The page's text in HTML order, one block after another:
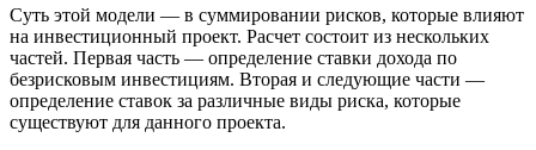
Суть этой модели — в суммировании рисков, которые влияют
на инвестиционный проект. Расчет состоит из нескольких
частей. Первая часть — определение ставки дохода по
безрисковым инвестициям. Вторая и следующие части —
определение ставок за различные виды риска, которые
существуют для данного проекта.